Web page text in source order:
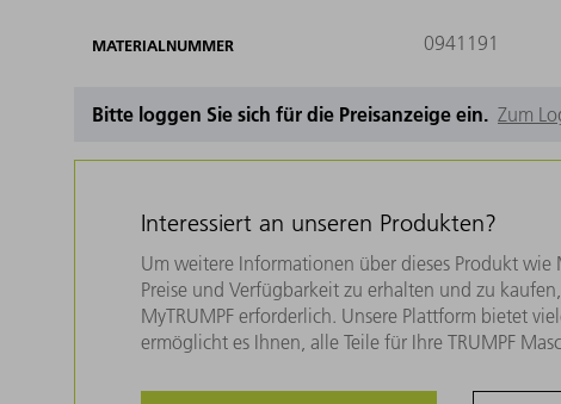
MATERIALNUMMER 0941191
Bitte loggen Sie sich für die Preisanzeige ein. Zum
Interessiert an unseren Produkten?
Um weitere Informationen über dieses Produkt
Preise und Verfügbarkeit zu erhalten und zu
MyTRUMPF erforderlich. Unsere Plattform bietet
ermöglicht es Ihnen, alle Teile für Ihre TRUMPF